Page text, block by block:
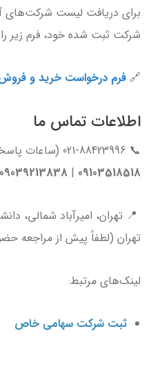
برای دریافت لیست شرکت‌های
شرکت ثبت شده خود، فرم زیر
🔗 فرم درخواست خرید و
اطلاعات تماس ما
📞 021-88423996 (ساعات پاسخگویی: ۸ صبح تا ۸ شب) 📱
09103518518
|
09039213838
📍 تهران، امیرآباد شمالی،
تهران (لطفاً پیش از مراجعه
لینک‌های مرتبط:
ثبت شرکت سهامی خاص